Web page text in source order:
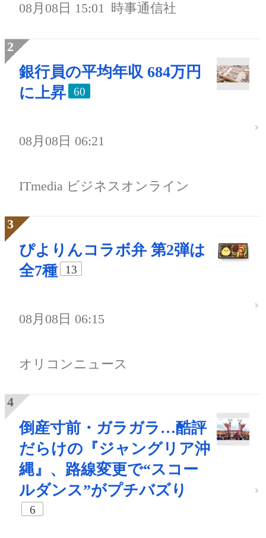
08月08日 15:01 時事通信社
銀行員の平均年収 684万円
に上昇
60
08月08日 06:21
ITmedia ビジネスオンライン
ぴよりんコラボ弁 第2弾は
全7種
13
08月08日 06:15
オリコンニュース
倒産寸前・ガラガラ…酷評
だらけの『ジャングリア沖
縄』、路線変更で“スコー
ルダンス”がプチバズり
6